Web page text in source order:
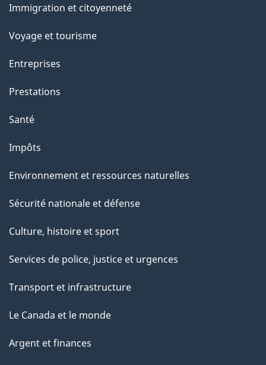
sujets
Immigration et citoyenneté
Voyage et tourisme
Entreprises
Prestations
Santé
Impôts
Environnement et ressources naturelles
Sécurité nationale et défense
Culture, histoire et sport
Services de police, justice et urgences
Transport et infrastructure
Le Canada et le monde
Argent et finances